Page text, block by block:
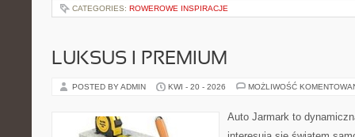
CATEGORIES: ROWEROWE INSPIRACJE
LUKSUS I PREMIUM
POSTED BY ADMIN KWI - 20 - 2026 MOŻLIWOŚĆ
Auto Jarmark to